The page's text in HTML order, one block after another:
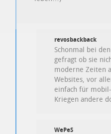
revosbackback
Schonmal bei
gefragt ob sie
moderne Zeiten
Websites, vor
einfach für
Kriegen andere
WePeS